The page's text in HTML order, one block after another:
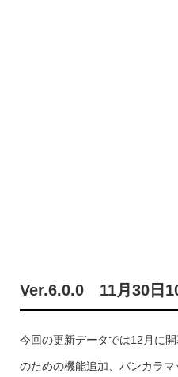
Ver.6.0.0 11月30日
今回の更新データでは12月に
のための機能追加、バンカラ